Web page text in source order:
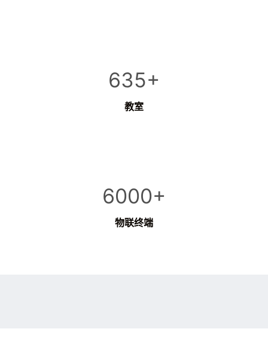
635+
教室
6000+
物联终端